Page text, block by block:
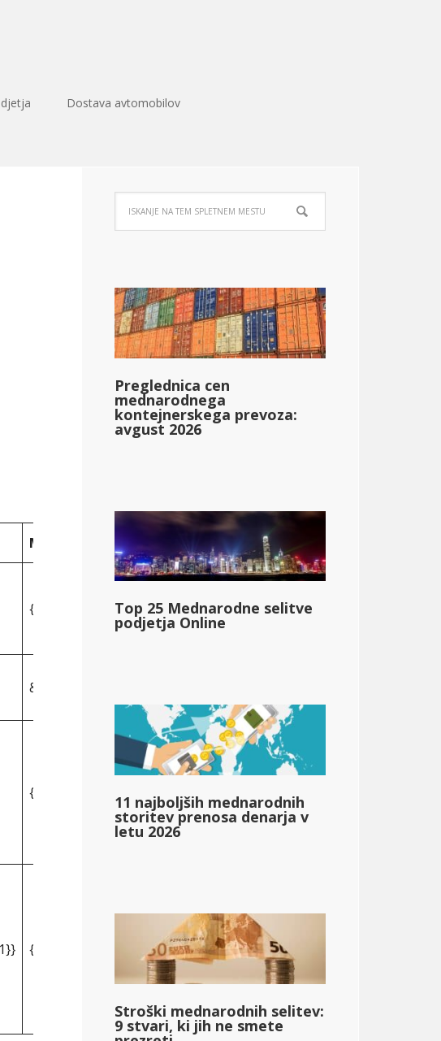
Dostava avtomobilov
Mississippi
{{mpg_state_personal_income_tax rate_range_2}}
&dollar;48.610
{{mpg_income_taxed_based_on_state_median_income_single_2}}
Preglednica cen
mednarodnega
kontejnerskega prevoza:
avgust 2026
Top 25 Mednarodne selitve
podjetja Online
11 najboljših mednarodnih
storitev prenosa denarja v
letu 2026
Stroški mednarodnih selitev:
9 stvari, ki jih ne smete